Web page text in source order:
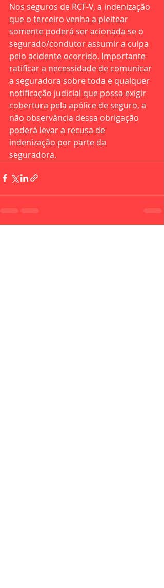
Nos seguros de RCF-V, a indenização
que o terceiro venha a pleitear
somente poderá ser acionada se o
segurado/condutor assumir a culpa
pelo acidente ocorrido. Importante
ratificar a necessidade de comunicar
a seguradora sobre toda e qualquer
notificação judicial que possa exigir
cobertura pela apólice de seguro, a
não observância dessa obrigação
poderá levar a recusa de
indenização por parte da
seguradora.